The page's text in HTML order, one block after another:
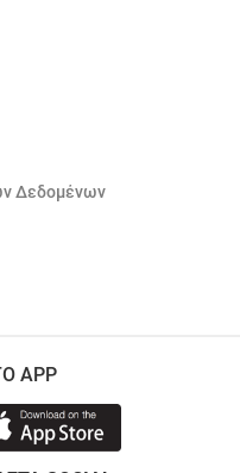
Δεδομένων
APP